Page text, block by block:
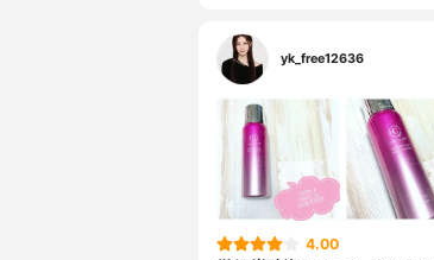
yk_free12636
4.00